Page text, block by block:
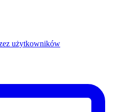
użytkowników